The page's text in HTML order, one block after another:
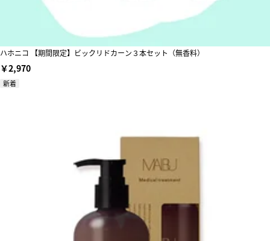
ハホニコ 【期間限定】ビックリドカーン３本セット（無香料）
￥2,970
新着